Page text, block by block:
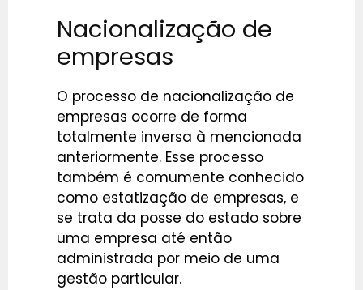
Nacionalização de
empresas
O processo de nacionalização de
empresas ocorre de forma
totalmente inversa à mencionada
anteriormente. Esse processo
também é comumente conhecido
como estatização de empresas, e
se trata da posse do estado sobre
uma empresa até então
administrada por meio de uma
gestão particular.